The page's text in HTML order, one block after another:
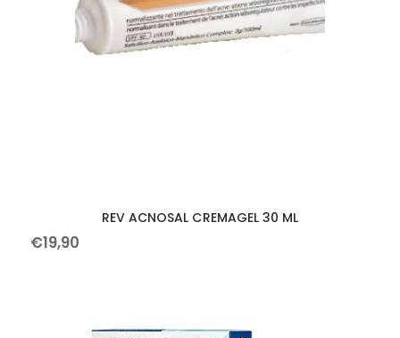
REV ACNOSAL CREMAGEL 30 ML
€19,90